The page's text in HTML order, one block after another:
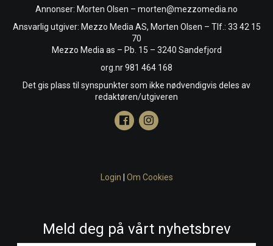
Annonser: Morten Olsen – morten@mezzomedia.no
Ansvarlig utgiver: Mezzo Media AS, Morten Olsen – Tlf.: 33 42 15
70
Mezzo Media as – Pb. 15 – 3240 Sandefjord
org.nr 981 464 168
Det gis plass til synspunkter som ikke nødvendigvis deles av
redaktøren/utgiveren
Login Om Cookies
Meld deg på vårt nyhetsbrev